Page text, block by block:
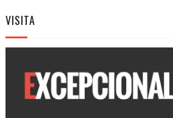
VISITA